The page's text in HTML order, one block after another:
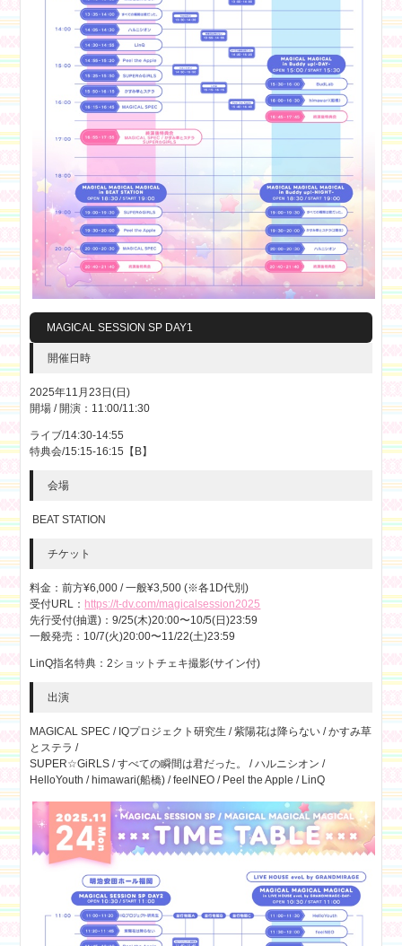
MAGICAL SESSION SP DAY1
開催日時
2025年11月23日(日)
開場 / 開演：11:00/11:30
ライブ/14:30-14:55
特典会/15:15-16:15【B】
会場
BEAT STATION
チケット
料金：前方¥6,000 / 一般¥3,500 (※各1D代別)
受付URL： https://t-dv.com/magicalsession2025
先行受付(抽選)：9/25(木)20:00〜10/5(日)23:59
一般発売：10/7(火)20:00〜11/22(土)23:59
LinQ指名特典：2ショットチェキ撮影(サイン付)
出演
MAGICAL SPEC / IQプロジェクト研究生 / 紫陽花は降らない / かすみ草
とステラ /
SUPER☆GiRLS / すべての瞬間は君だった。 / ハルニシオン /
HelloYouth / himawari(船橋) / feelNEO / Peel the Apple / LinQ